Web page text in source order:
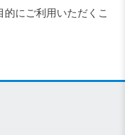
にご利用いただくこ